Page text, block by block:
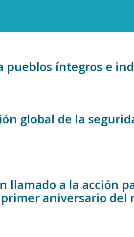
pueblos íntegros e
global de la
llamado a la acción
aniversario del